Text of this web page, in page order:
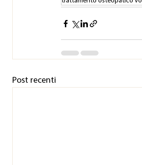
Post recenti